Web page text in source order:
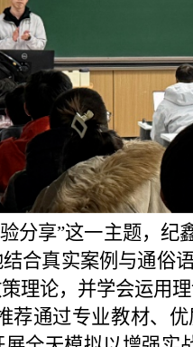
分享”这一主题，纪
合真实案例与通俗
理论，并学会运用
荐通过专业教材、